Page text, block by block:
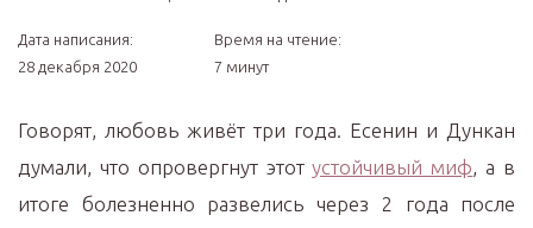
Дата написания:
28 декабря 2020
Время на чтение:
7 минут
Говорят, любовь живёт три года. Есенин и Дункан
думали, что опровергнут этотустойчивый миф, а в
итоге болезненно развелись через 2 года после